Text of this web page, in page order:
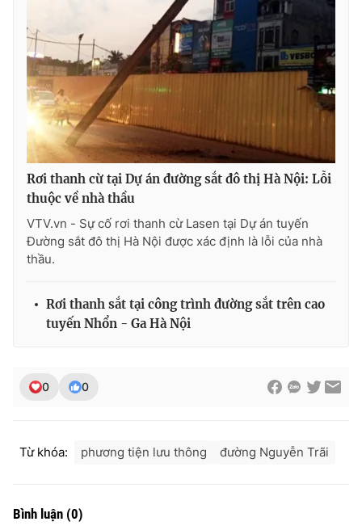
THỜI BÁO VTV
Theo dõi báo trên
Cơ quan chủ quản:Đài Truyền hình Việt Nam
Cơ quan báo chí:Thời báo VTV
Giấy phép hoạt động báo in và báo điện tử số 483/GP-BTTTT
cấp ngày 29/12/2023
Phó Tổng Biên tập:Nguyễn Thị Mỹ Hạnh, Phạm Quốc Thắng,
Nguyễn Trọng Ninh
Ðiện thoại Thời báo VTV:
Email:toasoan@vtv.vn
Rơi thanh cừ tại Dự án đường sắt đô thị Hà Nội: Lỗi
thuộc về nhà thầu
VTV.vn - Sự cố rơi thanh cừ Lasen tại Dự án tuyến
Đường sắt đô thị Hà Nội được xác định là lỗi của nhà
thầu.
Rơi thanh sắt tại công trình đường sắt trên cao
tuyến Nhổn - Ga Hà Nội
0 0
Từ khóa: phương tiện lưu thông đường Nguyễn Trãi
Bình luận (0)